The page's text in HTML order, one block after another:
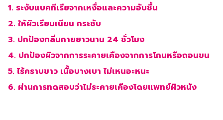
1. ระงับแบคทีเรียจากเหงื่อและความอับชื้น
2. ให้ผิวเรียบเนียน กระชับ
3. ปกป้องกลิ่นกายยาวนาน 24 ชั่วโมง
4. ปกป้องผิวจากการระคายเคืองจากการโกนหรือถอนขน
5. ไร้คราบขาว เนื้อบางเบา ไม่เหนอะหนะ
6. ผ่านการทดสอบว่าไม่ระคายเคืองโดยแพทย์ผิวหนัง